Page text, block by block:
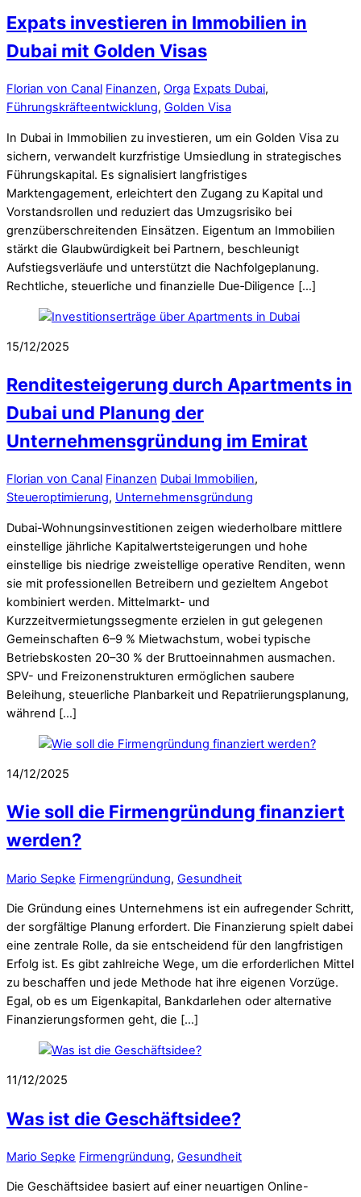
Expats investieren in Immobilien in
Dubai mit Golden Visas
Florian von Canal Finanzen, Orga Expats Dubai,
Führungskräfteentwicklung, Golden Visa
In Dubai in Immobilien zu investieren, um ein Golden Visa zu
sichern, verwandelt kurzfristige Umsiedlung in strategisches
Führungskapital. Es signalisiert langfristiges
Marktengagement, erleichtert den Zugang zu Kapital und
Vorstandsrollen und reduziert das Umzugsrisiko bei
grenzüberschreitenden Einsätzen. Eigentum an Immobilien
stärkt die Glaubwürdigkeit bei Partnern, beschleunigt
Aufstiegsverläufe und unterstützt die Nachfolgeplanung.
Rechtliche, steuerliche und finanzielle Due‑Diligence […]
15/12/2025
Renditesteigerung durch Apartments in
Dubai und Planung der
Unternehmensgründung im Emirat
Florian von Canal Finanzen Dubai Immobilien,
Steueroptimierung, Unternehmensgründung
Dubai-Wohnungsinvestitionen zeigen wiederholbare mittlere
einstellige jährliche Kapitalwertsteigerungen und hohe
einstellige bis niedrige zweistellige operative Renditen, wenn
sie mit professionellen Betreibern und gezieltem Angebot
kombiniert werden. Mittelmarkt- und
Kurzzeitvermietungssegmente erzielen in gut gelegenen
Gemeinschaften 6–9 % Mietwachstum, wobei typische
Betriebskosten 20–30 % der Bruttoeinnahmen ausmachen.
SPV- und Freizonenstrukturen ermöglichen saubere
Beleihung, steuerliche Planbarkeit und Repatriierungsplanung,
während […]
14/12/2025
Wie soll die Firmengründung finanziert
werden?
Mario Sepke Firmengründung, Gesundheit
Die Gründung eines Unternehmens ist ein aufregender Schritt,
der sorgfältige Planung erfordert. Die Finanzierung spielt dabei
eine zentrale Rolle, da sie entscheidend für den langfristigen
Erfolg ist. Es gibt zahlreiche Wege, um die erforderlichen Mittel
zu beschaffen und jede Methode hat ihre eigenen Vorzüge.
Egal, ob es um Eigenkapital, Bankdarlehen oder alternative
Finanzierungsformen geht, die […]
11/12/2025
Was ist die Geschäftsidee?
Mario Sepke Firmengründung, Gesundheit
Die Geschäftsidee basiert auf einer neuartigen Online-